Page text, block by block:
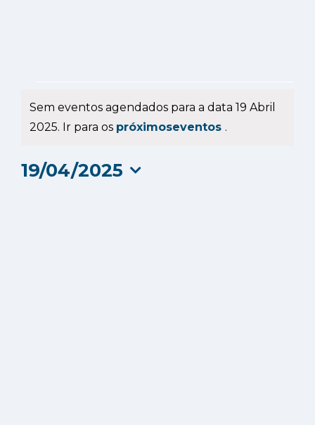
Eventos
for
19
Aviso
Sem eventos agendados para a data 19 Abril
2025. Ir para os próximoseventos .
19/04/2025